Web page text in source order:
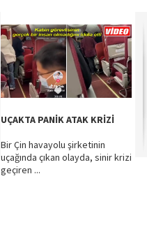
UÇAKTA PANİK ATAK KRİZİ
Bir Çin havayolu şirketinin
uçağında çıkan olayda, sinir krizi
geçiren ...